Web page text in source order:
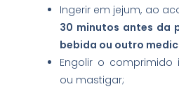
Ingerir em jejum, ao
30 minutos antes da
bebida ou outro
Engolir o comprimido
ou mastigar;